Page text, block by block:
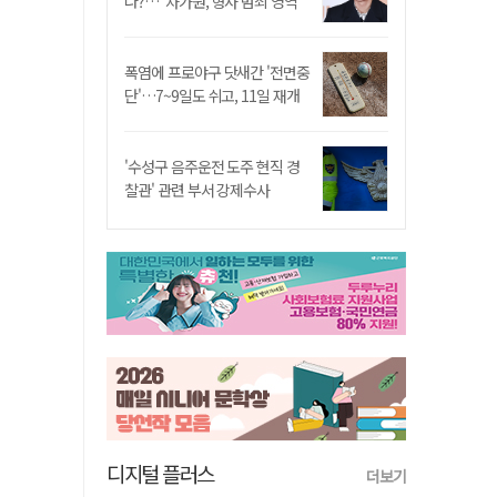
폭염에 프로야구 닷새간 '전면중
단'…7~9일도 쉬고, 11일 재개
'수성구 음주운전 도주 현직 경
찰관' 관련 부서 강제수사
디지털 플러스 더보기